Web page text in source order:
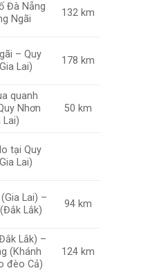
Đà Nẵng
Ngãi
132 km
– Quy
Lai)
178 km
quanh
Nhơn
Lai)
50 km
tại Quy
Lai)
Lai) –
Lắk)
94 km
Lắk) –
(Khánh
đèo Cả)
124 km